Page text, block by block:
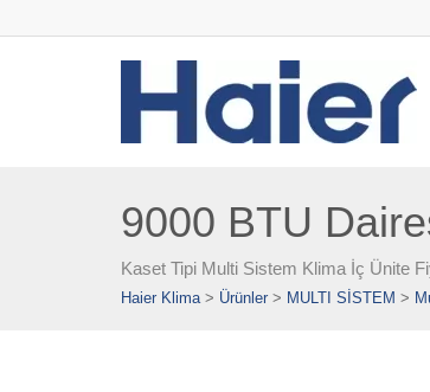
9000 BTU
Kaset Tipi Multi Sistem Klima İç Ünite
Haier Klima> Ürünler > MULTI SİSTEM >